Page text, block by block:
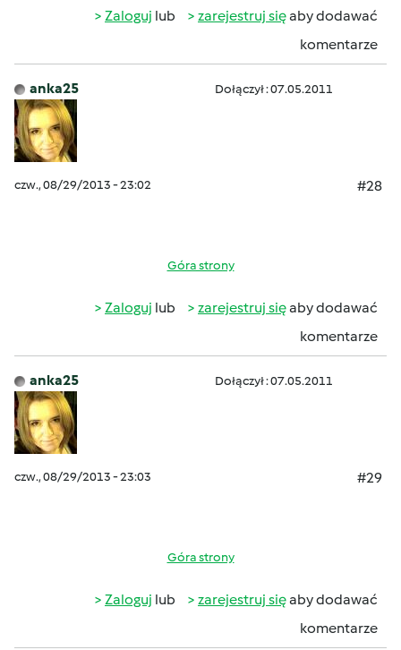
Zaloguj lub zarejestruj sięaby dodawać
komentarze
anka25 Dołączył : 07.05.2011
czw., 08/29/2013 - 23:02 #28
Góra strony
Zaloguj lub zarejestruj sięaby dodawać
komentarze
anka25 Dołączył : 07.05.2011
czw., 08/29/2013 - 23:03 #29
Góra strony
Zaloguj lub zarejestruj sięaby dodawać
komentarze